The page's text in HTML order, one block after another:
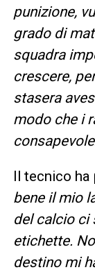
punizione,
grado di
squadra
crescere,
stasera
modo che i
Il tecnico
bene il mio
del calcio ci
etichette.
destino mi